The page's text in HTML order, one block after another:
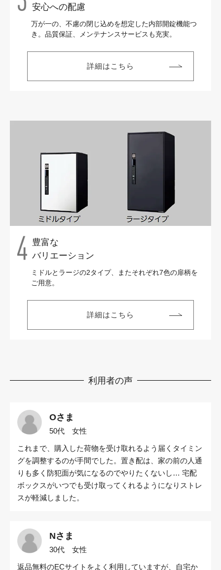
安心への配慮
万が一の、不慮の閉じ込めを想定した内部開錠機能つ
き。品質保証、メンテナンスサービスも充実。
詳細はこちら
豊富な
バリエーション
ミドルとラージの2タイプ、またそれぞれ7色の扉柄を
ご用意。
詳細はこちら
利用者の声
Oさま
50代 女性
これまで、購入した荷物を受け取れるよう届くタイミン
グを調整するのが手間でした。置き配は、家の前の人通
りも多く防犯面が気になるのでやりたくないし… 宅配
ボックスがいつでも受け取ってくれるようになりストレ
スが軽減しました。
Nさま
30代 女性
返品無料のECサイトをよく利用していますが、自宅か